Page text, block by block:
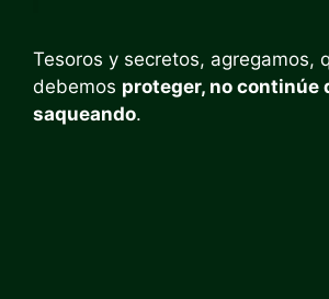
Tesoros y secretos, agregamos,
debemos proteger, no continúe
saqueando.